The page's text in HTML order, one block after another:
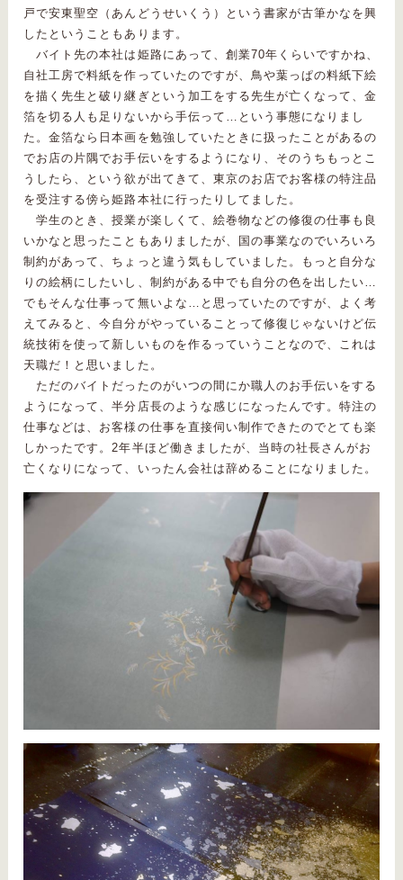
戸で安東聖空（あんどうせいくう）という書家が古筆かなを興
したということもあります。
バイト先の本社は姫路にあって、創業70年くらいですかね、
自社工房で料紙を作っていたのですが、鳥や葉っぱの料紙下絵
を描く先生と破り継ぎという加工をする先生が亡くなって、金
箔を切る人も足りないから手伝って…という事態になりまし
た。金箔なら日本画を勉強していたときに扱ったことがあるの
でお店の片隅でお手伝いをするようになり、そのうちもっとこ
うしたら、という欲が出てきて、東京のお店でお客様の特注品
を受注する傍ら姫路本社に行ったりしてました。
学生のとき、授業が楽しくて、絵巻物などの修復の仕事も良
いかなと思ったこともありましたが、国の事業なのでいろいろ
制約があって、ちょっと違う気もしていました。もっと自分な
りの絵柄にしたいし、制約がある中でも自分の色を出したい…
でもそんな仕事って無いよな…と思っていたのですが、よく考
えてみると、今自分がやっていることって修復じゃないけど伝
統技術を使って新しいものを作るっていうことなので、これは
天職だ！と思いました。
ただのバイトだったのがいつの間にか職人のお手伝いをする
ようになって、半分店長のような感じになったんです。特注の
仕事などは、お客様の仕事を直接伺い制作できたのでとても楽
しかったです。2年半ほど働きましたが、当時の社長さんがお
亡くなりになって、いったん会社は辞めることになりました。